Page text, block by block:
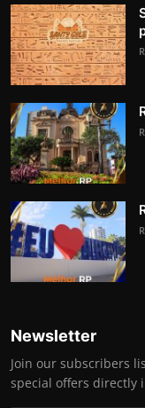
Newsletter
Join our subscribers
special offers directly